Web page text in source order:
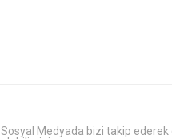
Sosyal Medyada bizi takip ederek